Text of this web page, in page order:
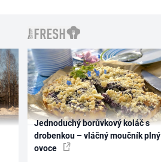
Jednoduchý borůvkový koláč s
drobenkou – vláčný moučník plný
ovoce